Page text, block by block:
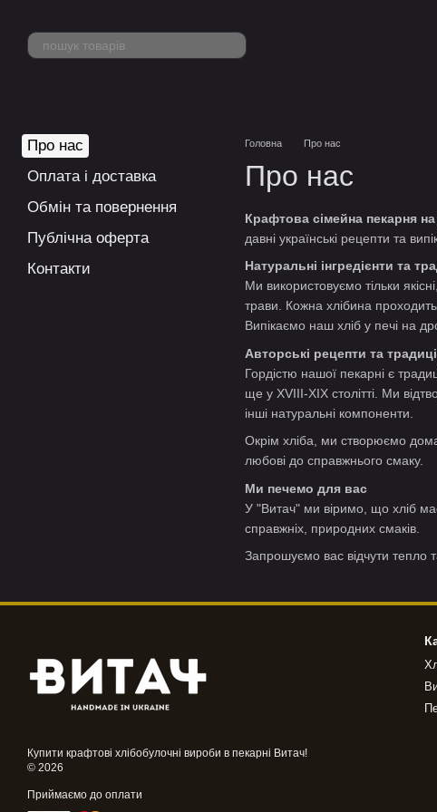
Головна Про нас
Про нас
Крафтова сімейна пекарня
давні українські рецепти та
Натуральні інгредієнти та
Ми використовуємо тільки
трави. Кожна хлібина
Випікаємо наш хліб у печі на
Авторські рецепти та
Гордістю нашої пекарні є
ще у XVIII-XIX столітті. Ми
інші натуральні компоненти.
Окрім хліба, ми створюємо
любові до справжнього смаку.
Ми печемо для вас
У "Витач" ми віримо, що хліб
справжніх, природних смаків.
Запрошуємо вас відчути тепло
Про нас
Оплата і доставка
Обмін та повернення
Публічна оферта
Контакти
Купити крафтові хлібобулочні вироби в пекарні Витач!
© 2026
Приймаємо до оплати